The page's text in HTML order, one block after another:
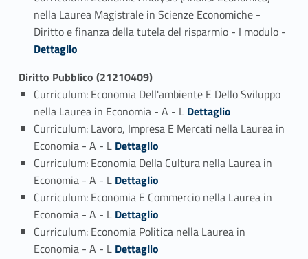
nella Laurea Magistrale in Scienze Economiche -
Diritto e finanza della tutela del risparmio - I modulo -
Dettaglio
Diritto Pubblico (21210409)
Curriculum: Economia Dell'ambiente E Dello Sviluppo
nella Laurea in Economia - A - L Link identifier #identifier_person_84141-1
Dettaglio
Curriculum: Lavoro, Impresa E Mercati nella Laurea in
Economia - A - L Link identifier #identifier_person_57463-2
Dettaglio
Curriculum: Economia Della Cultura nella Laurea in
Economia - A - L Link identifier #identifier_person_190597-3
Dettaglio
Curriculum: Economia E Commercio nella Laurea in
Economia - A - L Link identifier #identifier_person_112665-4
Dettaglio
Curriculum: Economia Politica nella Laurea in
Economia - A - L Link identifier #identifier_person_127407-5
Dettaglio